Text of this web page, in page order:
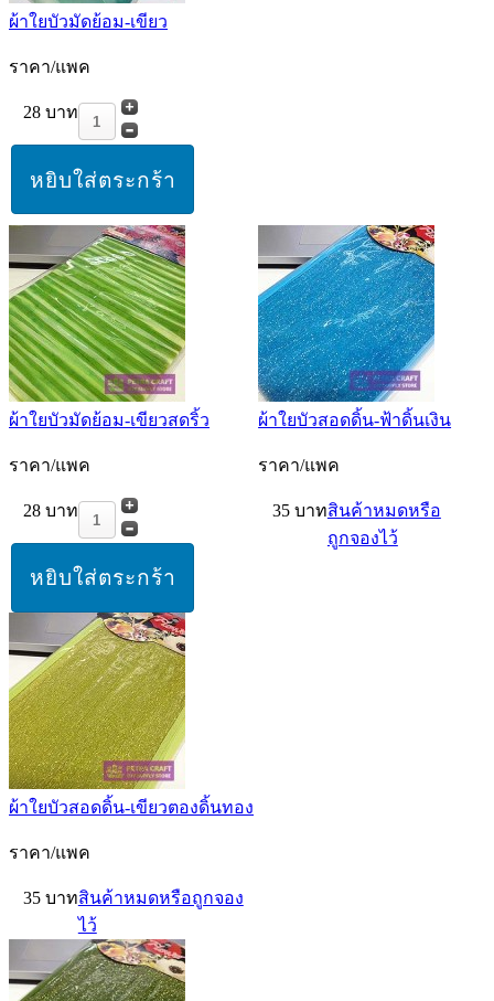
ผ้าใยบัวมัดย้อม-เขียว
ราคา/แพค
28 บาท
ผ้าใยบัวมัดย้อม-เขียวสดริ้ว
ราคา/แพค
28 บาท
ผ้าใยบัวสอดดิ้น-ฟ้าดิ้นเงิน
ราคา/แพค
35 บาทสินค้าหมดหรือ
ถูกจองไว้
ผ้าใยบัวสอดดิ้น-เขียวตองดิ้นทอง
ราคา/แพค
35 บาทสินค้าหมดหรือถูกจอง
ไว้